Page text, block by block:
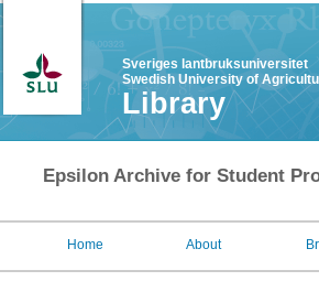
Sveriges lantbruksuniversitet
Swedish University of
Library
Epsilon Archive for Student
Home About